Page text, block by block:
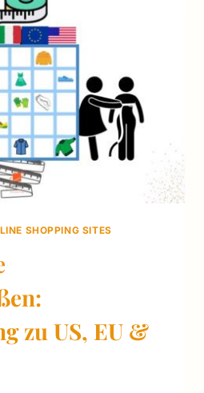
SHOPPING SITES
zu US, EU &